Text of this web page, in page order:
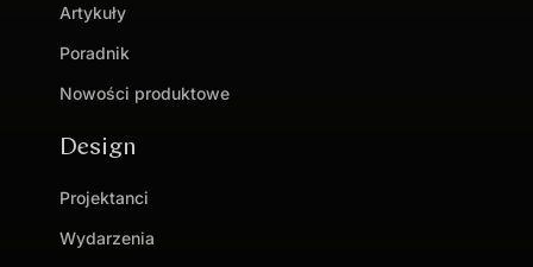
Artykuły
Poradnik
Nowości produktowe
Design
Projektanci
Wydarzenia